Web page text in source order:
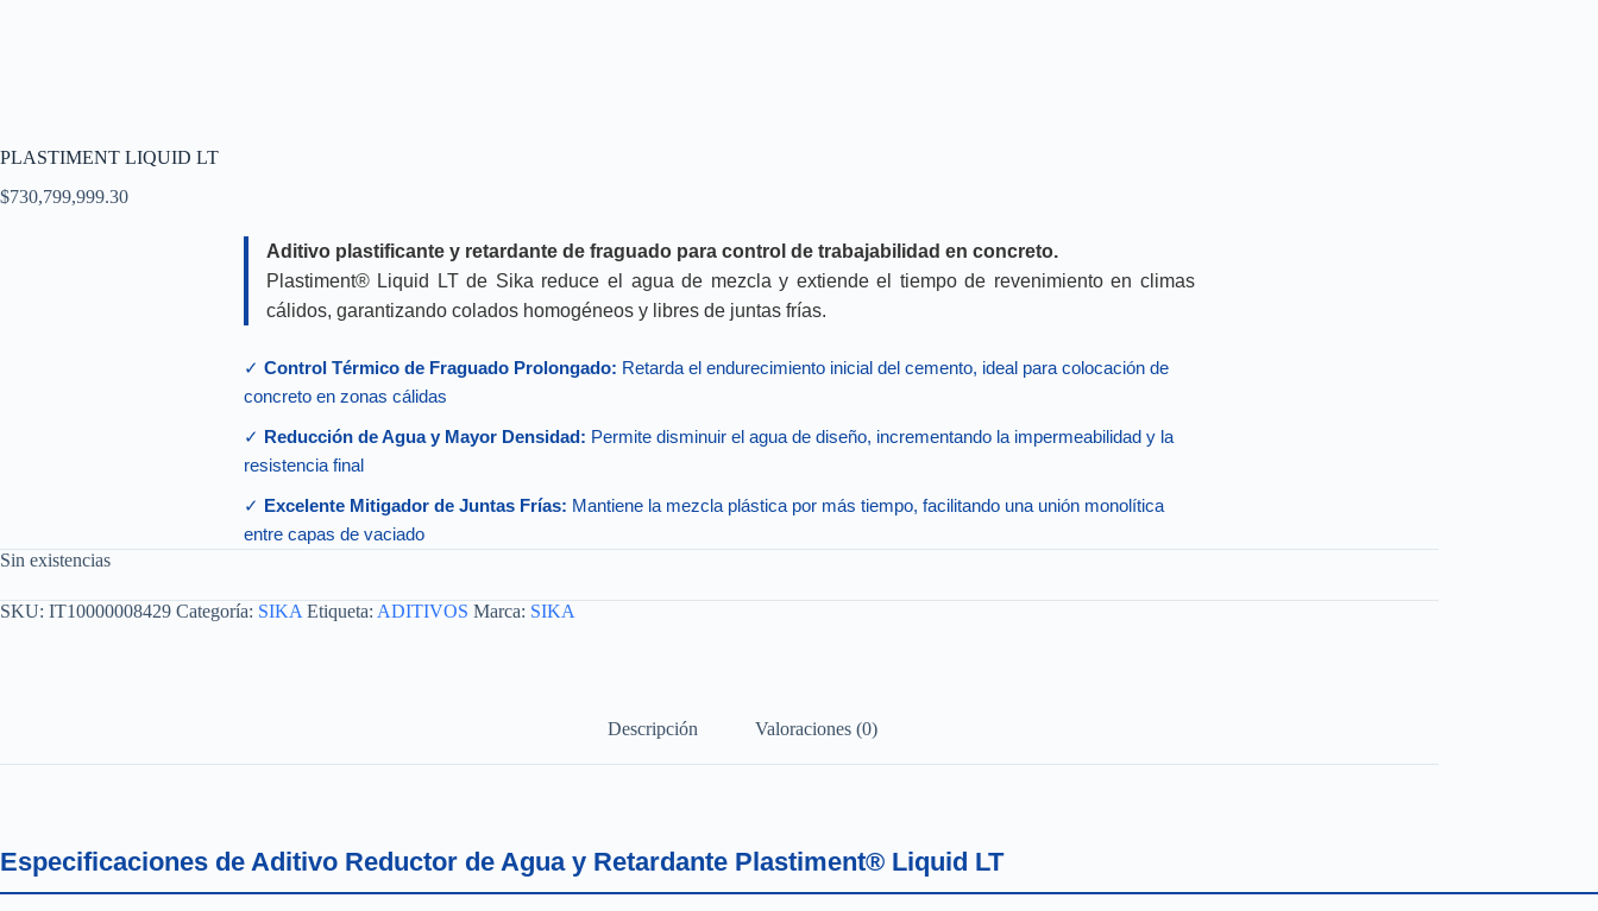
PLASTIMENT LIQUID LT
$730,799,999.30
Aditivo plastificante y retardante de fraguado para control de trabajabilidad en concreto.
Plastiment® Liquid LT de Sika reduce el agua de mezcla y extiende el tiempo de revenimiento en climas
cálidos, garantizando colados homogéneos y libres de juntas frías.
✓ Control Térmico de Fraguado Prolongado: Retarda el endurecimiento inicial del cemento, ideal para colocación de
concreto en zonas cálidas
✓ Reducción de Agua y Mayor Densidad: Permite disminuir el agua de diseño, incrementando la impermeabilidad y la
resistencia final
✓ Excelente Mitigador de Juntas Frías: Mantiene la mezcla plástica por más tiempo, facilitando una unión monolítica
entre capas de vaciado
Sin existencias
SKU: IT10000008429 Categoría: SIKA Etiqueta: ADITIVOS Marca: SIKA
Descripción Valoraciones (0)
Especificaciones de Aditivo Reductor de Agua y Retardante Plastiment® Liquid LT